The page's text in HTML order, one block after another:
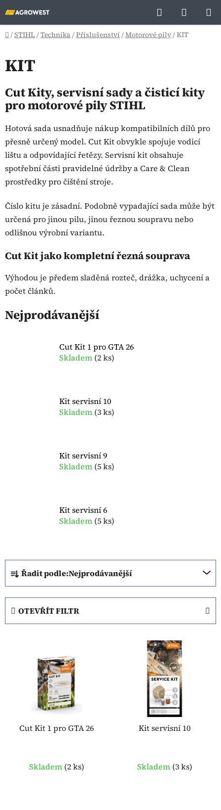
na
obsah
Hledat
KOŠÍK
Domů
/STIHL /Technika/Příslušenství /Motorové pily/KIT
KIT
Cut Kity, servisní sady a čisticí kity
pro motorové pily STIHL
Hotová sada usnadňuje nákup kompatibilních dílů pro
přesně určený model. Cut Kit obvykle spojuje vodicí
lištu a odpovídající řetězy. Servisní kit obsahuje
spotřební části pravidelné údržby a Care & Clean
prostředky pro čištění stroje.
Číslo kitu je zásadní. Podobně vypadající sada může být
určená pro jinou pilu, jinou řeznou soupravu nebo
odlišnou výrobní variantu.
Cut Kit jako kompletní řezná souprava
Výhodou je předem sladěná rozteč, drážka, uchycení a
počet článků.
Nejprodávanější
Cut Kit 1 pro GTA 26
Skladem (2 ks)
Kit servisní 10
Skladem (3 ks)
Kit servisní 9
Skladem (5 ks)
Kit servisní 6
Skladem (5 ks)
Ř
a
z
n
í
Řadit podle:Nejprodávanější
OTEVŘÍT FILTR
Cut Kit 1 pro GTA 26
Skladem (2 ks)
Kit servisní 10
Skladem (3 ks)